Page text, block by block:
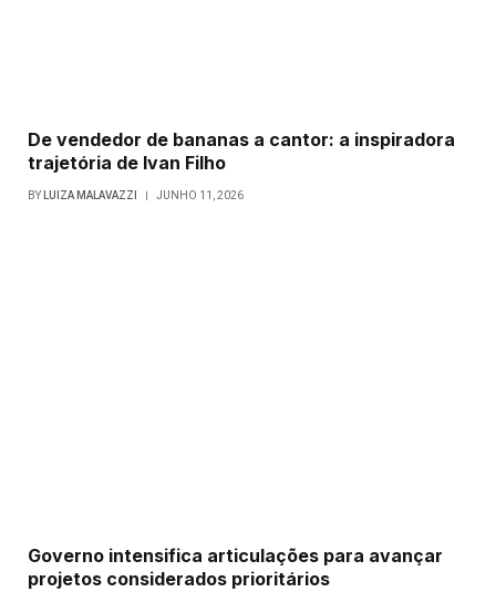
De vendedor de bananas a cantor: a inspiradora
trajetória de Ivan Filho
BY LUIZA MALAVAZZI JUNHO 11, 2026
Governo intensifica articulações para avançar
projetos considerados prioritários